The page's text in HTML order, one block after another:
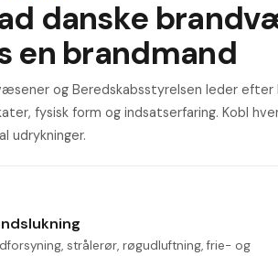
danske
en brandmand
og Beredskabsstyrelsen leder
fysisk form og indsatserfaring. Kobl
udrykninger.
strålerør, røgudluftning, frie- og